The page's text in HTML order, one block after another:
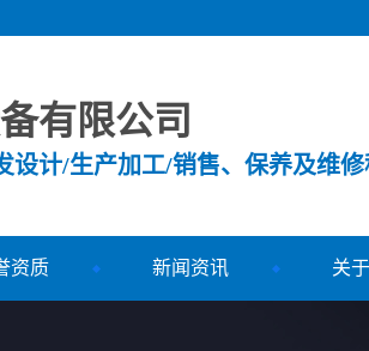
有限公司
设计/生产加工/销售、保养及维
资质 新闻资讯 关